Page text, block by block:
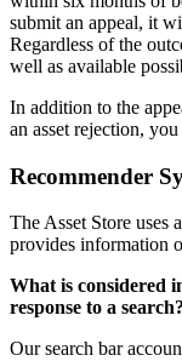
submit an appeal, it
Regardless of the
well as available
In addition to the
an asset rejection,
Recommender
The Asset Store uses
provides information
What is considered
response to a search?
Our search bar